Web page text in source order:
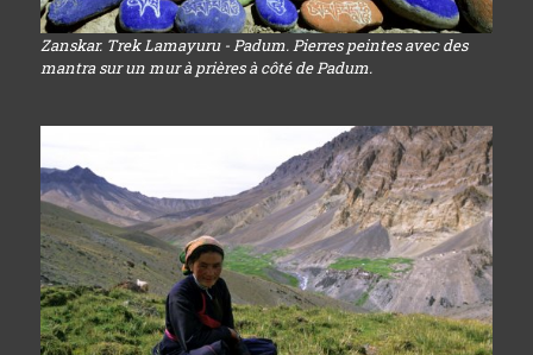
Zanskar. Trek Lamayuru - Padum. Pierres peintes avec des
mantra sur un mur à prières à côté de Padum.